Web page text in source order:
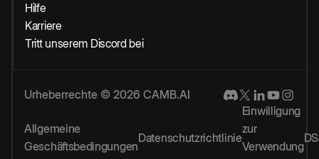
Hilfe
Karriere
Tritt unserem Discord bei
Urheberrechte © 2026 CAMB.AI
Allgemeine
Geschäftsbedingungen
Datenschutzrichtlinie
Einwilligung
zur
Verwendung